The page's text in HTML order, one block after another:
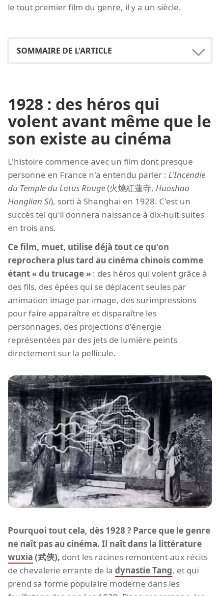
le tout premier film du genre, il y a un siècle.
1928 : des héros qui
volent avant même que le
son existe au cinéma
L'histoire commence avec un film dont presque
personne en France n'a entendu parler : L'Incendie
du Temple du Lotus Rouge(火燒紅蓮寺, Huoshao
Honglian Si), sorti à Shanghai en 1928. C'est un
succès tel qu'il donnera naissance à dix-huit suites
en trois ans.
Ce film, muet, utilise déjà tout ce qu'on
reprochera plus tard au cinéma chinois comme
étant « du trucage » : des héros qui volent grâce à
des fils, des épées qui se déplacent seules par
animation image par image, des surimpressions
pour faire apparaître et disparaître les
personnages, des projections d'énergie
représentées par des jets de lumière peints
directement sur la pellicule.
Pourquoi tout cela, dès 1928 ? Parce que le genre
ne naît pas au cinéma. Il naît dans la littérature
wuxia (武俠), dont les racines remontent aux récits
de chevalerie errante de la dynastie Tang, et qui
prend sa forme populaire moderne dans les